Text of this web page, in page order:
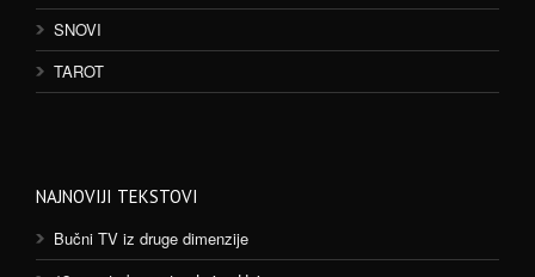
SNOVI
TAROT
NAJNOVIJI TEKSTOVI
Bučni TV iz druge dimenzije